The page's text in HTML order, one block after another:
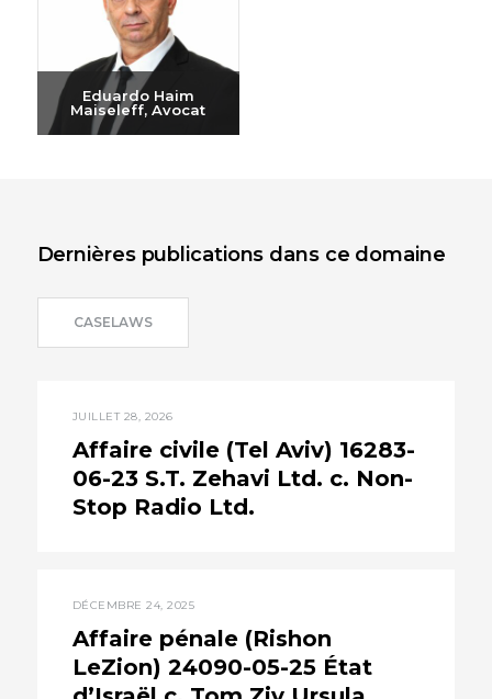
Eduardo Haim
Maiseleff, Avocat
Dernières publications dans ce domaine
CASELAWS
JUILLET 28, 2026
Affaire civile (Tel Aviv) 16283-
06-23 S.T. Zehavi Ltd. c. Non-
Stop Radio Ltd.
DÉCEMBRE 24, 2025
Affaire pénale (Rishon
LeZion) 24090-05-25 État